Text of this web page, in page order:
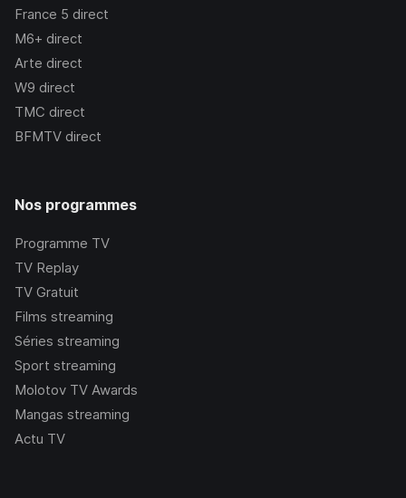
France 5 direct
M6+ direct
Arte direct
W9 direct
TMC direct
BFMTV direct
Nos programmes
Programme TV
TV Replay
TV Gratuit
Films streaming
Séries streaming
Sport streaming
Molotov TV Awards
Mangas streaming
Actu TV